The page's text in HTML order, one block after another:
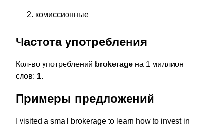
комиссионные
Частота употребления
Кол-во употреблений brokerage на 1 миллион
слов: 1.
Примеры предложений
I visited a small brokerage to learn how to invest in